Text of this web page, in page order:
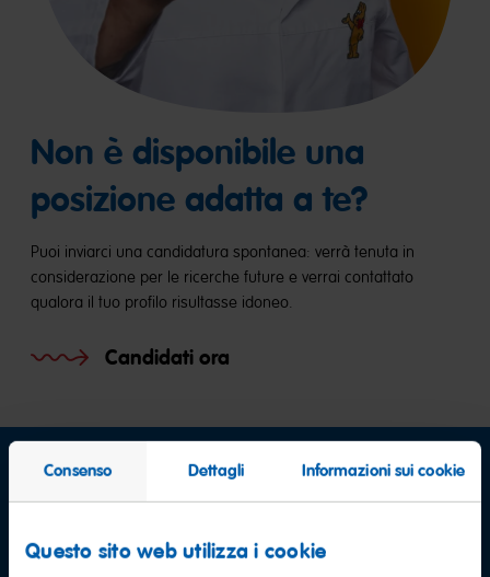
Consenso Dettagli Informazioni sui cookie
Questo sito web utilizza i cookie
Non è disponibile una
posizione adatta a te?
Puoi inviarci una candidatura spontanea: verrà tenuta in
considerazione per le ricerche future e verrai contattato
qualora il tuo profilo risultasse idoneo.
Candidati ora